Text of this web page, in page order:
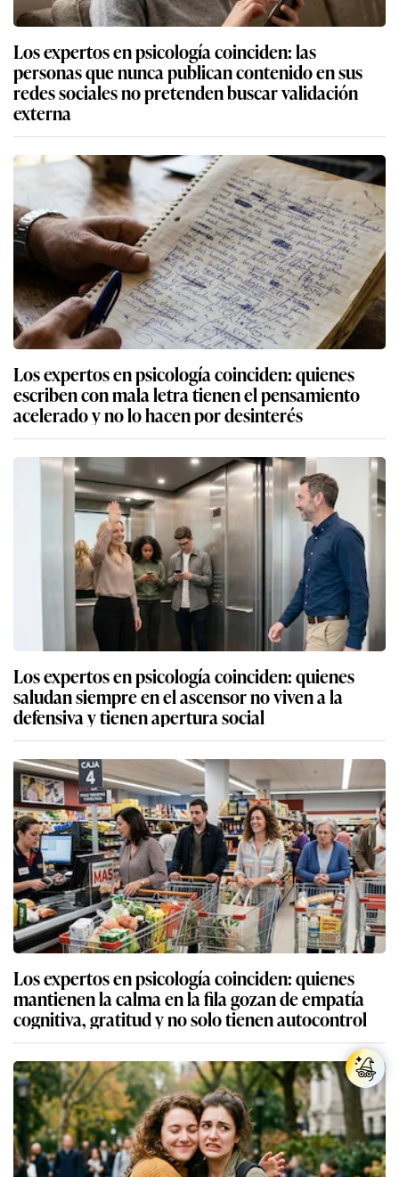
Los expertos en psicología coinciden: las
personas que nunca publican contenido en sus
redes sociales no pretenden buscar validación
externa
Los expertos en psicología coinciden: quienes
escriben con mala letra tienen el pensamiento
acelerado y no lo hacen por desinterés
Los expertos en psicología coinciden: quienes
saludan siempre en el ascensor no viven a la
defensiva y tienen apertura social
Los expertos en psicología coinciden: quienes
mantienen la calma en la fila gozan de empatía
cognitiva, gratitud y no solo tienen autocontrol